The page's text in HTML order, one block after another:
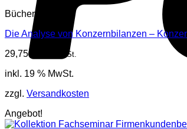
Bücher
Die Analyse von Konzernbilanzen –
29,75
inkl. MwSt.
inkl. 19 % MwSt.
zzgl. Versandkosten
Angebot!